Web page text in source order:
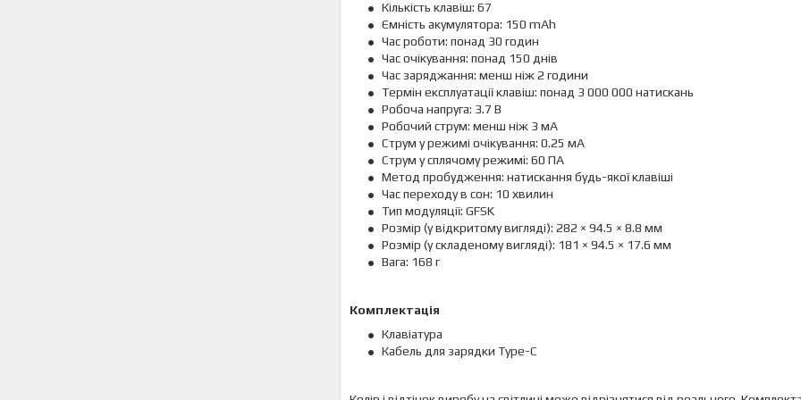
Кількість клавіш: 67
Ємність акумулятора: 150 mAh
Час роботи: понад 30 годин
Час очікування: понад 150 днів
Час заряджання: менш ніж 2 години
Термін експлуатації клавіш: понад 3 000 000 натискань
Робоча напруга: 3.7 В
Робочий струм: менш ніж 3 мА
Струм у режимі очікування: 0.25 мА
Струм у сплячому режимі: 60 ПА
Метод пробудження: натискання будь-якої клавіші
Час переходу в сон: 10 хвилин
Тип модуляції: GFSK
Розмір (у відкритому вигляді): 282 × 94.5 × 8.8 мм
Розмір (у складеному вигляді): 181 × 94.5 × 17.6 мм
Вага: 168 г
Комплектація
Клавіатура
Кабель для зарядки Type-C